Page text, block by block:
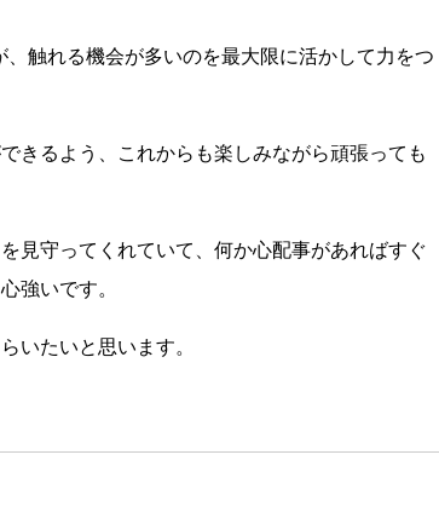
触れる機会が多いのを最大限に活かして力をつ
きるよう、これからも楽しみながら頑張っても
見守ってくれていて、何か心配事があればすぐ
強いです。
いたいと思います。